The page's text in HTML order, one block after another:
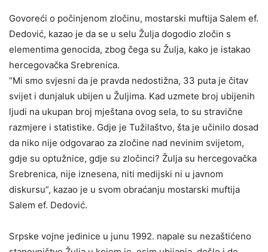
Govoreći o počinjenom zločinu, mostarski muftija Salem ef.
Dedović, kazao je da se u selu Žulja dogodio zločin s
elementima genocida, zbog čega su Žulja, kako je istakao
hercegovačka Srebrenica.
“Mi smo svjesni da je pravda nedostižna, 33 puta je čitav
svijet i dunjaluk ubijen u Žuljima. Kad uzmete broj ubijenih
ljudi na ukupan broj mještana ovog sela, to su stravične
razmjere i statistike. Gdje je Tužilaštvo, šta je učinilo dosad
da niko nije odgovarao za zločine nad nevinim svijetom,
gdje su optužnice, gdje su zločinci? Žulja su hercegovačka
Srebrenica, nije iznesena, niti medijski ni u javnom
diskursu”, kazao je u svom obraćanju mostarski muftija
Salem ef. Dedović.
Srpske vojne jedinice u junu 1992. napale su nezaštićeno